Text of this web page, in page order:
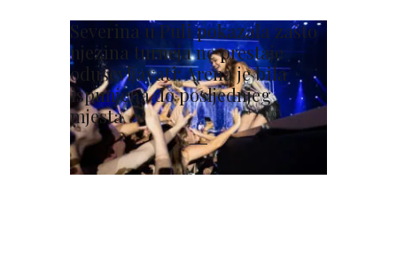
Severina u Puli pokazala zašto
njezina turneja ne prestaje
oduševljavati: Arena je bila
ispunjena do posljednjeg
mjesta